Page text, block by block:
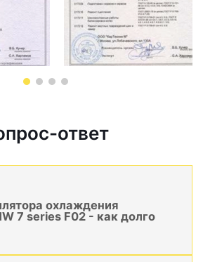
ответ
охлаждения
7 series F02 - как долго